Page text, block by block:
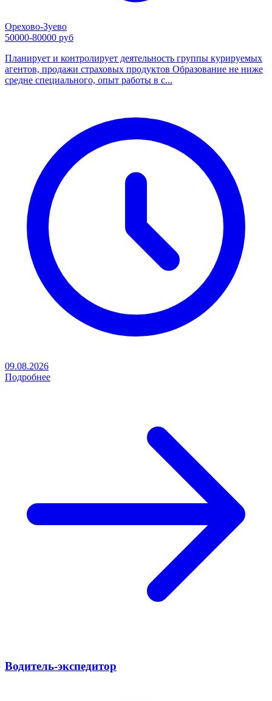
Орехово-Зуево
50000-80000 руб
Планирует и контролирует деятельность группы курируемых
агентов, продажи страховых продуктов Образование не ниже
средне специального, опыт работы в с...
09.08.2026
Подробнее
Водитель-экспедитор